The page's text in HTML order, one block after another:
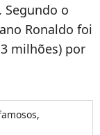
o
Ronaldo foi
milhões) por